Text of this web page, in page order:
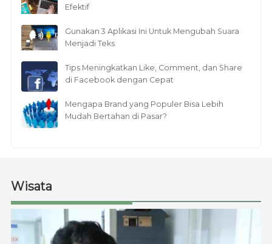
Efektif
Gunakan 3 Aplikasi Ini Untuk Mengubah Suara
Menjadi Teks
Tips Meningkatkan Like, Comment, dan Share
di Facebook dengan Cepat
Mengapa Brand yang Populer Bisa Lebih
Mudah Bertahan di Pasar?
Wisata